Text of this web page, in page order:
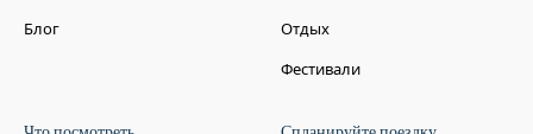
Блог Отдых
Фестивали